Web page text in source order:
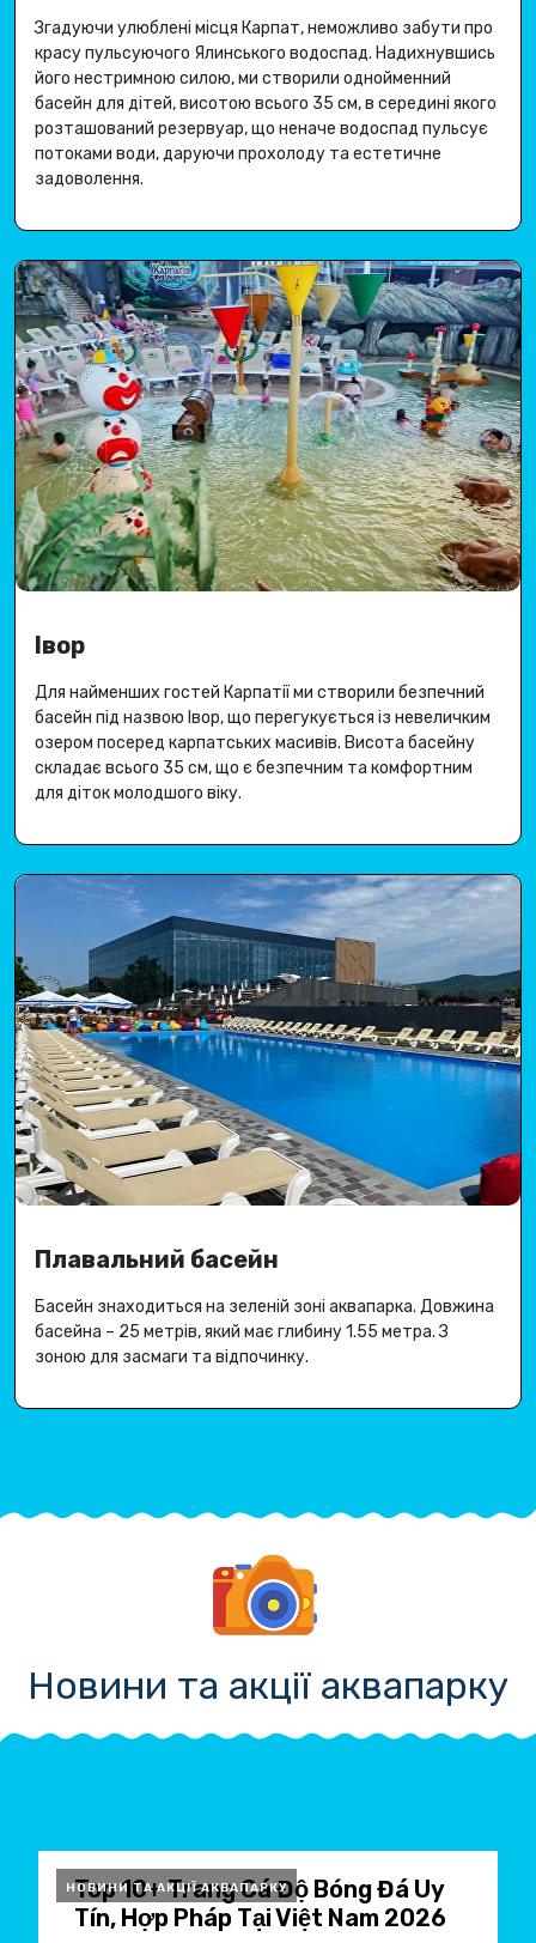
Згадуючи улюблені місця Карпат, неможливо забути про
красу пульсуючого Ялинського водоспад. Надихнувшись
його нестримною силою, ми створили однойменний
басейн для дітей, висотою всього 35 см, в середині якого
розташований резервуар, що неначе водоспад пульсує
потоками води, даруючи прохолоду та естетичне
задоволення.
Івор
Для найменших гостей Карпатії ми створили безпечний
басейн під назвою Івор, що перегукується із невеличким
озером посеред карпатських масивів. Висота басейну
складає всього 35 см, що є безпечним та комфортним
для діток молодшого віку.
Плавальний басейн
Басейн знаходиться на зеленій зоні аквапарка. Довжина
басейна – 25 метрів, який має глибину 1.55 метра.З
зоною для засмаги та відпочинку.
Новини та акції аквапарку
Top 10+ Trang Cá Độ Bóng Đá Uy
Tín, Hợp Pháp Tại Việt Nam 2026
НОВИНИ ТА АКЦІЇ АКВАПАРКУ